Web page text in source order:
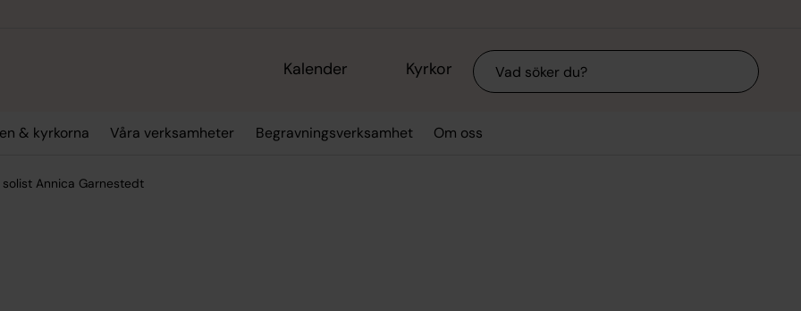
Kalender Kyrkor Sök
& kyrkorna Våra verksamheter Begravningsverksamhet Om oss
Annica Garnestedt